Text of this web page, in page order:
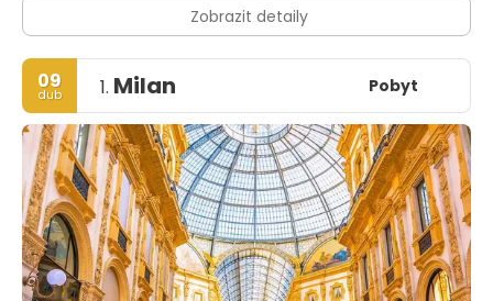
Zobrazit detaily
09
dub 1. Milan Pobyt